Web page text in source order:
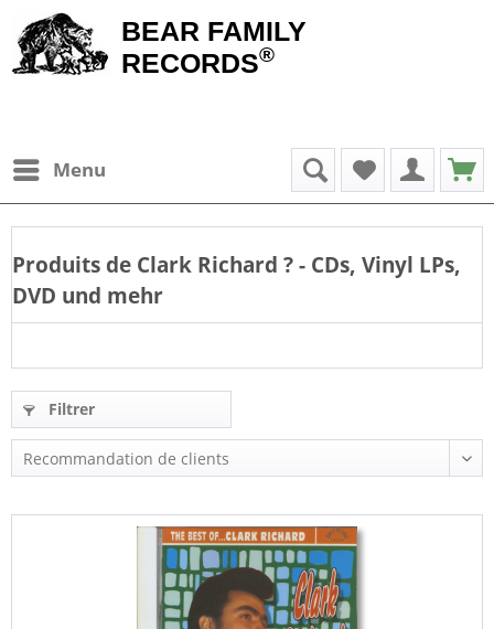
BEAR FAMILY
RECORDS®
Menu
Produits de Clark Richard ? - CDs, Vinyl LPs,
DVD und mehr
Filtrer